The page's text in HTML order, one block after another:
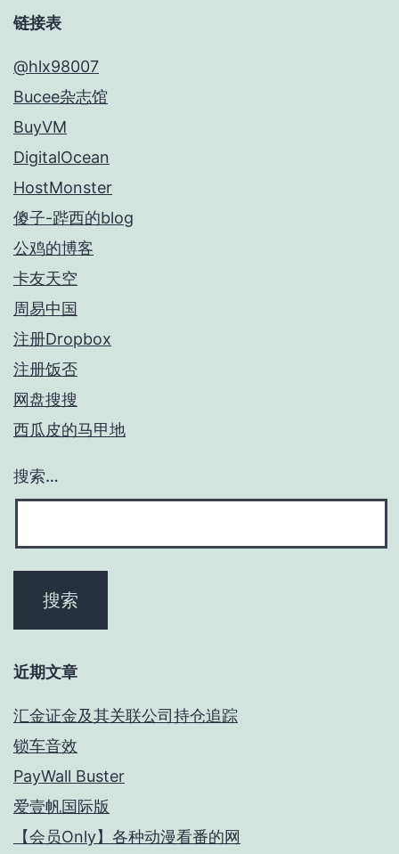
链接表
@hlx98007
Bucee杂志馆
BuyVM
DigitalOcean
HostMonster
傻子-跸西的blog
公鸡的博客
卡友天空
周易中国
注册Dropbox
注册饭否
网盘搜搜
西瓜皮的马甲地
搜索…
近期文章
汇金证金及其关联公司持仓追踪
锁车音效
PayWall Buster
爱壹帆国际版
【会员Only】各种动漫看番的网